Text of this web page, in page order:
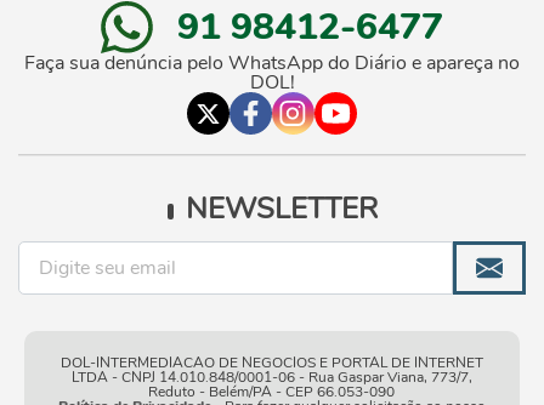
91 98412-6477
Faça sua denúncia pelo WhatsApp do Diário e apareça no
DOL!
NEWSLETTER
DOL-INTERMEDIACAO DE NEGOCIOS E PORTAL DE INTERNET
LTDA - CNPJ 14.010.848/0001-06 - Rua Gaspar Viana, 773/7,
Reduto - Belém/PA - CEP 66.053-090